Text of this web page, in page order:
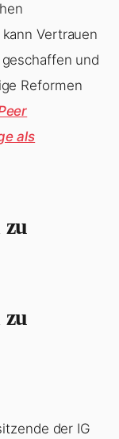
Vertrauen
und
Reformen
als
der IG